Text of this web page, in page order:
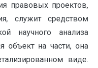
правовых проектов,
служит средством
научного анализа
объект на части, она
виде.